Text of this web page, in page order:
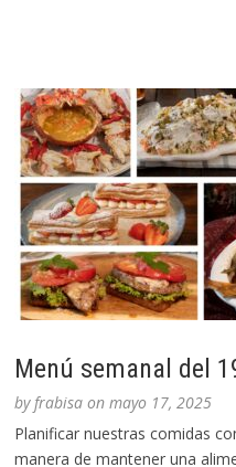
Menú semanal del
byfrabisa onmayo 17, 2025
Planificar nuestras comidas
manera de mantener una